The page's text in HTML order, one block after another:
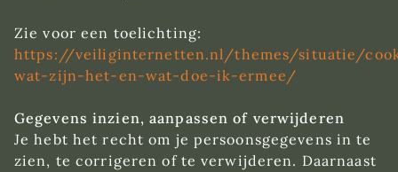
Zie voor een toelichting:
https://veiliginternetten.nl/themes/situatie/
wat-zijn-het-en-wat-doe-ik-ermee/
Gegevens inzien, aanpassen of verwijderen
Je hebt het recht om je persoonsgegevens in te
zien, te corrigeren of te verwijderen. Daarnaast